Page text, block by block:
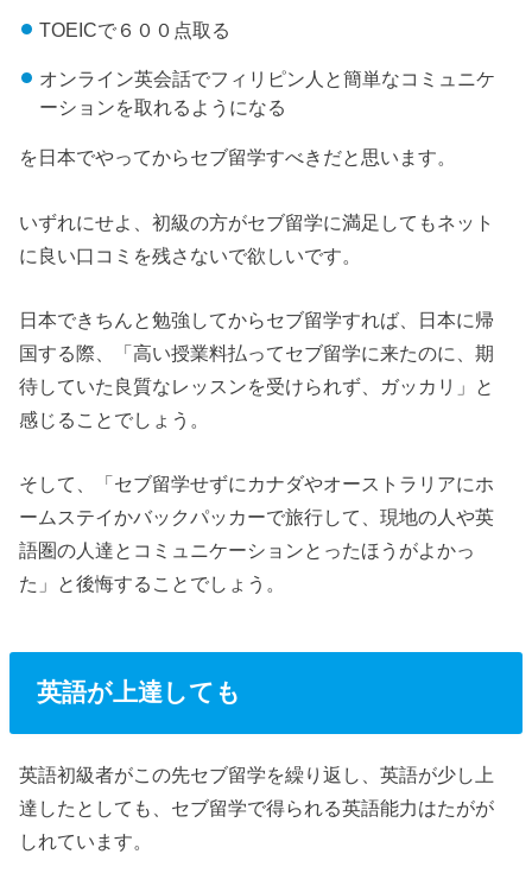
TOEICで６００点取る
オンライン英会話でフィリピン人と簡単なコミュニケ
ーションを取れるようになる
を日本でやってからセブ留学すべきだと思います。
いずれにせよ、初級の方がセブ留学に満足してもネット
に良い口コミを残さないで欲しいです。
日本できちんと勉強してからセブ留学すれば、日本に帰
国する際、「高い授業料払ってセブ留学に来たのに、期
待していた良質なレッスンを受けられず、ガッカリ」と
感じることでしょう。
そして、「セブ留学せずにカナダやオーストラリアにホ
ームステイかバックパッカーで旅行して、現地の人や英
語圏の人達とコミュニケーションとったほうがよかっ
た」と後悔することでしょう。
英語が上達しても
英語初級者がこの先セブ留学を繰り返し、英語が少し上
達したとしても、セブ留学で得られる英語能力はたがが
しれています。